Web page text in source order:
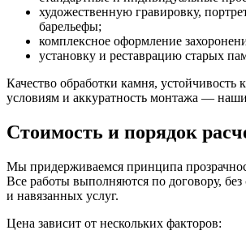
художественную гравировку,
барельефы;
комплексное оформление
установку и реставрацию старых
Качество обработки камня, устойчивость
условиям и аккуратность монтажа —
Стоимость и порядок
Мы придерживаемся принципа
Все работы выполняются по договору,
и навязанных услуг.
Цена зависит от нескольких факторов: